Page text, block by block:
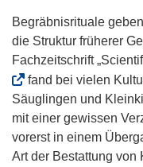
Begräbnisrituale
die Struktur früherer
Fachzeitschrift
fand bei vielen
Säuglingen und
mit einer gewissen
vorerst in einem
Art der Bestattung von